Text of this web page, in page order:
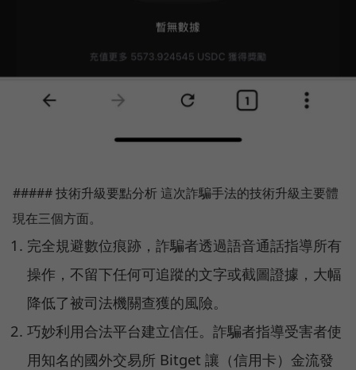
##### 技術升級要點分析 這次詐騙手法的技術升級主要體
現在三個方面。
完全規避數位痕跡，詐騙者透過語音通話指導所有
操作，不留下任何可追蹤的文字或截圖證據，大幅
降低了被司法機關查獲的風險。
巧妙利用合法平台建立信任。詐騙者指導受害者使
用知名的國外交易所 Bitget 讓（信用卡）金流發